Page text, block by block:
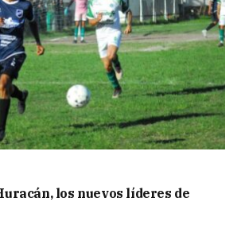
los nuevos líderes de